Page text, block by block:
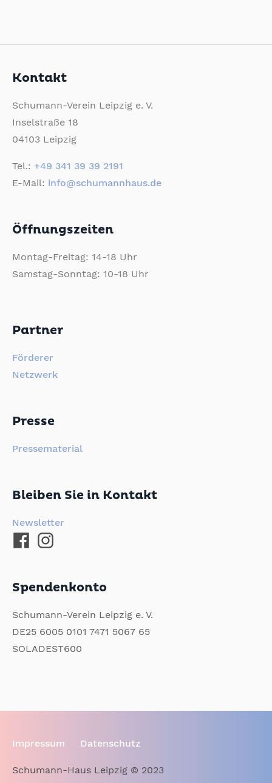
Kontakt
Schumann-Verein Leipzig e. V.
Inselstraße 18
04103 Leipzig
Tel.: +49 341 39 39 2191
E-Mail: info@schumannhaus.de
Öffnungszeiten
Montag-Freitag: 14-18 Uhr
Samstag-Sonntag: 10-18 Uhr
Partner
Förderer
Netzwerk
Presse
Pressematerial
Bleiben Sie in Kontakt
Newsletter
Spendenkonto
Schumann-Verein Leipzig e. V.
DE25 6005 0101 7471 5067 65
SOLADEST600
Impressum Datenschutz
Schumann-Haus Leipzig © 2023